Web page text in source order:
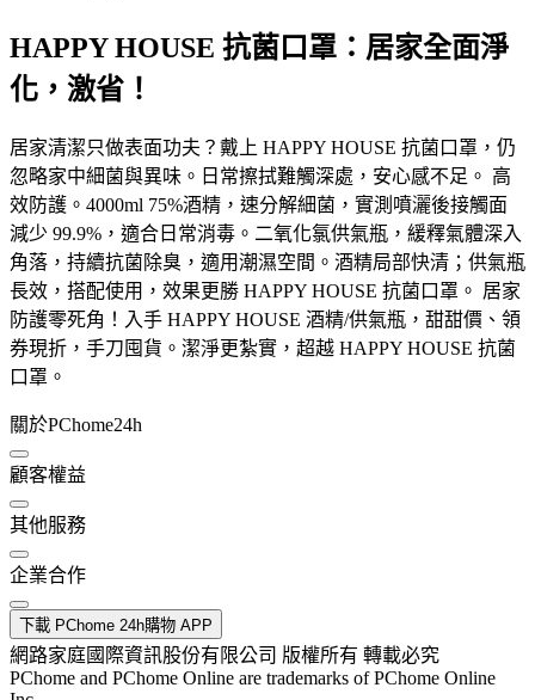
HAPPY HOUSE 抗菌口罩：居家全面淨
化，激省！
居家清潔只做表面功夫？戴上 HAPPY HOUSE 抗菌口罩，仍
忽略家中細菌與異味。日常擦拭難觸深處，安心感不足。 高
效防護。4000ml 75%酒精，速分解細菌，實測噴灑後接觸面
減少 99.9%，適合日常消毒。二氧化氯供氣瓶，緩釋氣體深入
角落，持續抗菌除臭，適用潮濕空間。酒精局部快清；供氣瓶
長效，搭配使用，效果更勝 HAPPY HOUSE 抗菌口罩。 居家
防護零死角！入手 HAPPY HOUSE 酒精/供氣瓶，甜甜價、領
券現折，手刀囤貨。潔淨更紮實，超越 HAPPY HOUSE 抗菌
口罩。
關於PChome24h
顧客權益
其他服務
企業合作
下載 PChome 24h購物 APP
網路家庭國際資訊股份有限公司 版權所有 轉載必究
PChome and PChome Online are trademarks of PChome Online